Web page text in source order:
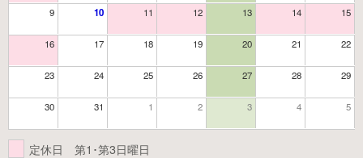
9 10 11 12 13 14 15
16 17 18 19 20 21 22
23 24 25 26 27 28 29
30 31 1 2 3 4 5
定休日 第1･第3日曜日